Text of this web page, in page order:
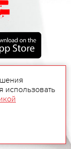
использовать